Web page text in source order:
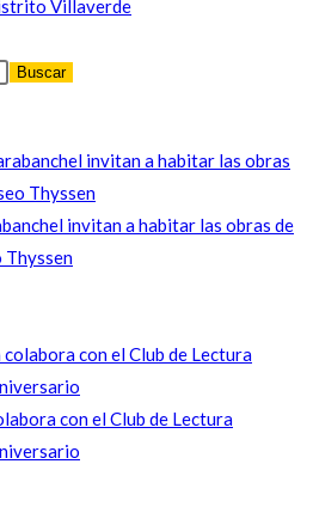
Villaverde
Buscar
invitan a habitar las obras de
Thyssen
con el Club de Lectura